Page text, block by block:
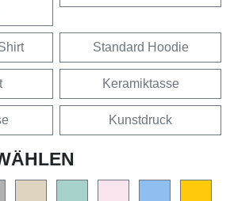
Standard Hoodie
Keramiktasse
Kunstdruck